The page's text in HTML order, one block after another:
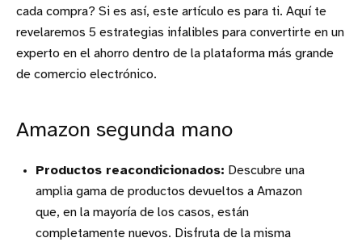
cada compra? Si es así, este artículo es para ti. Aquí te
revelaremos 5 estrategias infalibles para convertirte en un
experto en el ahorro dentro de la plataforma más grande
de comercio electrónico.
Amazon segunda mano
Productos reacondicionados: Descubre una
amplia gama de productos devueltos a Amazon
que, en la mayoría de los casos, están
completamente nuevos. Disfruta de la misma